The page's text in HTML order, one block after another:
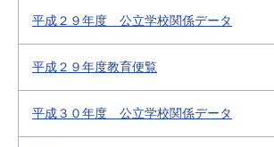
平成２９年度 公立学校関係データ
平成２９年度教育便覧
平成３０年度 公立学校関係データ